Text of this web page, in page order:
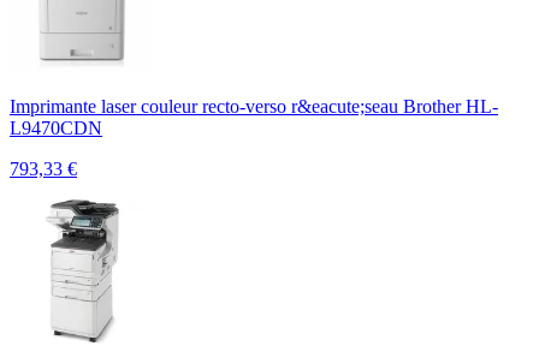
Imprimante laser couleur recto-verso r&eacute;seau Brother HL-
L9470CDN
793,33 €